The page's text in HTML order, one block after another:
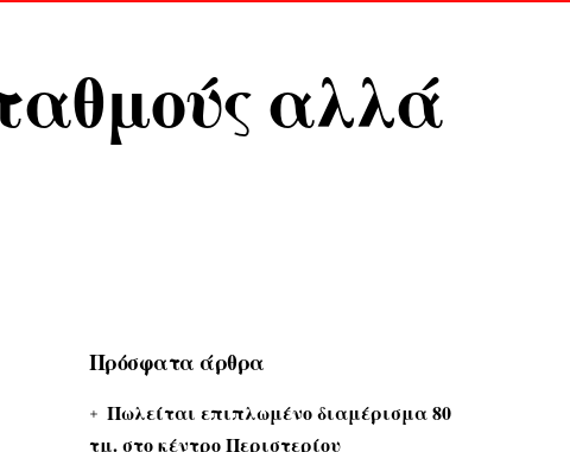
αλλά
Πρόσφατα άρθρα
Πωλείται επιπλωμένο διαμέρισμα 80
τμ. στο κέντρο Περιστερίου